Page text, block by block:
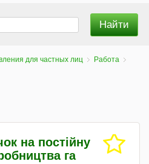
для частных лиц
Работа
на постійну
га